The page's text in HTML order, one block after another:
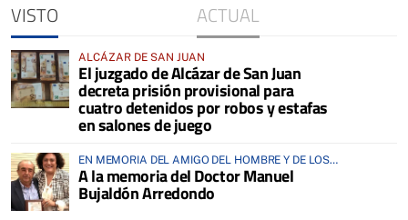
VISTO ACTUAL
ALCÁZAR DE SAN JUAN
El juzgado de Alcázar de San Juan
decreta prisión provisional para
cuatro detenidos por robos y estafas
en salones de juego
EN MEMORIA DEL AMIGO DEL HOMBRE Y DE LOS
ANIMALES
A la memoria del Doctor Manuel
Bujaldón Arredondo